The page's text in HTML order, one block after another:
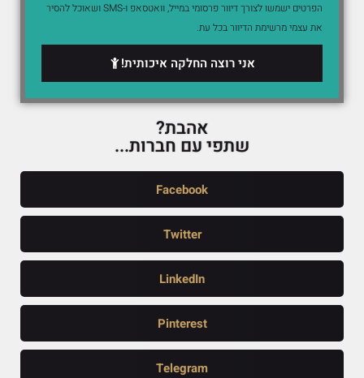
הפרטים ישמשו לצורך דיוור פרסומי במייל, וואטסאפ ו-SMS ושאוכל להסיר
את עצמי מרשימת הדיוור בכל עת.
אני רוצה החלקה איכותית!
אהבת?
שתפי עם חברות...
Facebook
Twitter
LinkedIn
Pinterest
Telegram